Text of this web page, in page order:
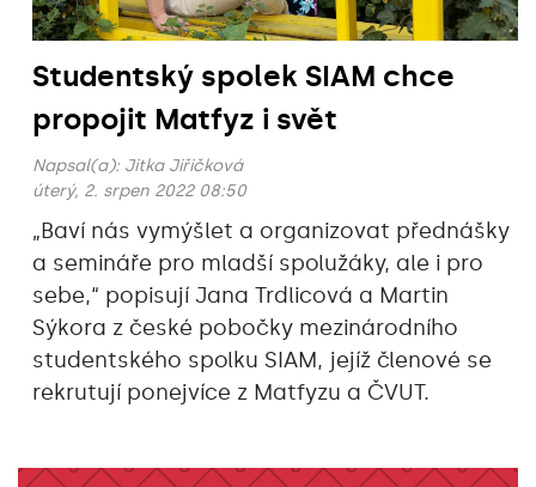
Studentský spolek SIAM chce
propojit Matfyz i svět
Napsal(a): Jitka Jiřičková
úterý, 2. srpen 2022 08:50
„Baví nás vymýšlet a organizovat přednášky
a semináře pro mladší spolužáky, ale i pro
sebe,“ popisují Jana Trdlicová a Martin
Sýkora z české pobočky mezinárodního
studentského spolku SIAM, jejíž členové se
rekrutují ponejvíce z Matfyzu a ČVUT.